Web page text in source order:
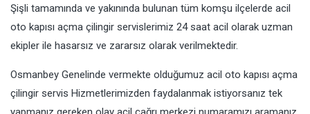
Şişli tamamında ve yakınında bulunan tüm komşu ilçelerde acil
oto kapısı açma çilingir servislerimiz 24 saat acil olarak uzman
ekipler ile hasarsız ve zararsız olarak verilmektedir.
Osmanbey Genelinde vermekte olduğumuz acil oto kapısı açma
çilingir servis Hizmetlerimizden faydalanmak istiyorsanız tek